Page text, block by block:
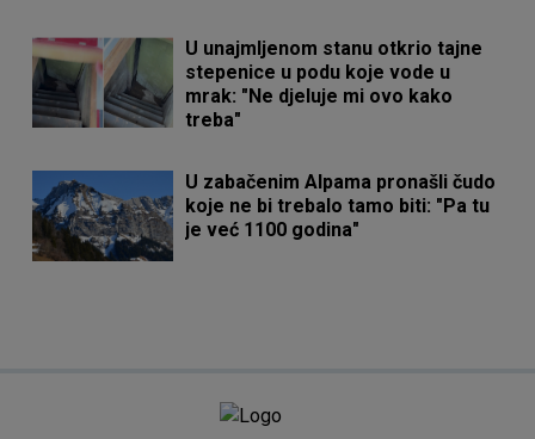
U unajmljenom stanu otkrio tajne
stepenice u podu koje vode u
mrak: "Ne djeluje mi ovo kako
treba"
U zabačenim Alpama pronašli čudo
koje ne bi trebalo tamo biti: "Pa tu
je već 1100 godina"